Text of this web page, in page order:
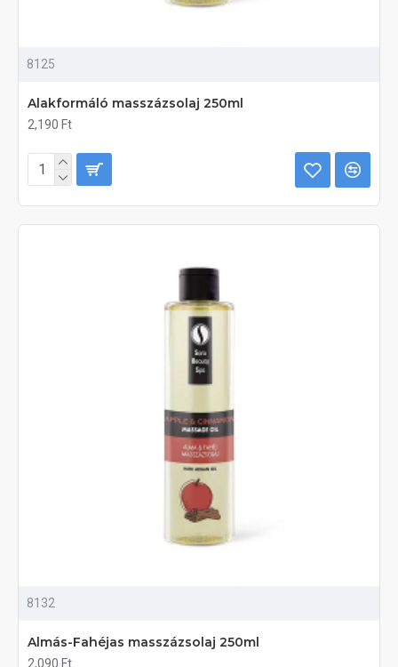
8125
Alakformáló masszázsolaj 250ml
2,190 Ft
8132
Almás-Fahéjas masszázsolaj 250ml
2,090 Ft